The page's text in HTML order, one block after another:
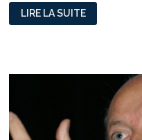
«SI
ON
ENLÈVE
ENLÈVE
LA
POLICE»
LIRE LA SUITE